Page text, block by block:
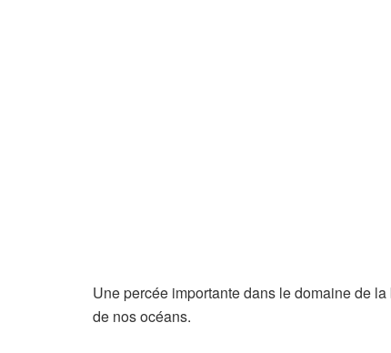
Une percée importante dans le domaine de
de nos océans.